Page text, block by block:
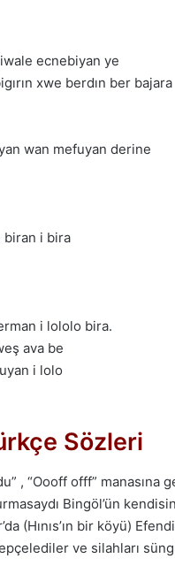
ecnebiyan ye
xwe berdın ber bajara
wan mefuyan derine
biran i bira
i lololo bira.
ava be
i lolo
Sözleri
, “Oooff offf” manasına
Bingöl’ün
(Hınıs’ın bir köyü)
ve silahları